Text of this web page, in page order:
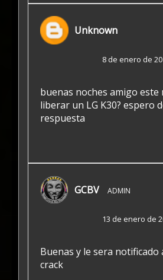
Unknown
8 de enero de
buenas noches amigo este
liberar un LG K30? espero
respuesta
GCBV ADMIN
13 de enero de
Buenas y le sera notificado
crack